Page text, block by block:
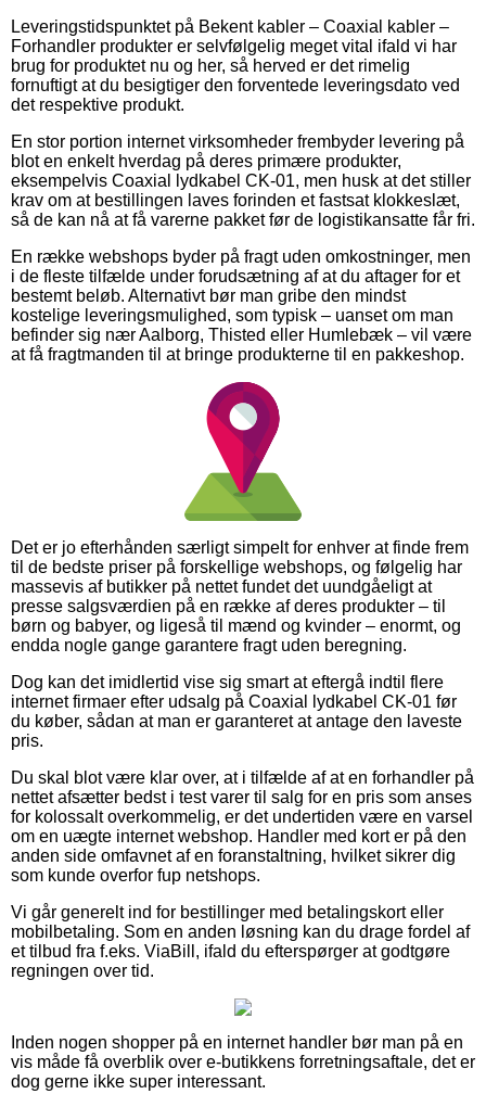
Leveringstidspunktet på Bekent kabler – Coaxial kabler –
Forhandler produkter er selvfølgelig meget vital ifald vi har
brug for produktet nu og her, så herved er det rimelig
fornuftigt at du besigtiger den forventede leveringsdato ved
det respektive produkt.
En stor portion internet virksomheder frembyder levering på
blot en enkelt hverdag på deres primære produkter,
eksempelvis Coaxial lydkabel CK-01, men husk at det stiller
krav om at bestillingen laves forinden et fastsat klokkeslæt,
så de kan nå at få varerne pakket før de logistikansatte får fri.
En række webshops byder på fragt uden omkostninger, men
i de fleste tilfælde under forudsætning af at du aftager for et
bestemt beløb. Alternativt bør man gribe den mindst
kostelige leveringsmulighed, som typisk – uanset om man
befinder sig nær Aalborg, Thisted eller Humlebæk – vil være
at få fragtmanden til at bringe produkterne til en pakkeshop.
Det er jo efterhånden særligt simpelt for enhver at finde frem
til de bedste priser på forskellige webshops, og følgelig har
massevis af butikker på nettet fundet det uundgåeligt at
presse salgsværdien på en række af deres produkter – til
børn og babyer, og ligeså til mænd og kvinder – enormt, og
endda nogle gange garantere fragt uden beregning.
Dog kan det imidlertid vise sig smart at eftergå indtil flere
internet firmaer efter udsalg på Coaxial lydkabel CK-01 før
du køber, sådan at man er garanteret at antage den laveste
pris.
Du skal blot være klar over, at i tilfælde af at en forhandler på
nettet afsætter bedst i test varer til salg for en pris som anses
for kolossalt overkommelig, er det undertiden være en varsel
om en uægte internet webshop. Handler med kort er på den
anden side omfavnet af en foranstaltning, hvilket sikrer dig
som kunde overfor fup netshops.
Vi går generelt ind for bestillinger med betalingskort eller
mobilbetaling. Som en anden løsning kan du drage fordel af
et tilbud fra f.eks. ViaBill, ifald du efterspørger at godtgøre
regningen over tid.
Inden nogen shopper på en internet handler bør man på en
vis måde få overblik over e-butikkens forretningsaftale, det er
dog gerne ikke super interessant.